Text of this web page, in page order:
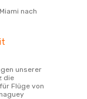
die
Flüge von